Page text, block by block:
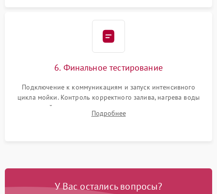
6. Финальное тестирование
Подключение к коммуникациям и запуск интенсивного
цикла мойки. Контроль корректного залива, нагрева воды
до нужной температуры, отсутствия посторонних шумов,
штатного слива и абсолютной сухости в поддоне.
Подробнее
У Вас остались вопросы?